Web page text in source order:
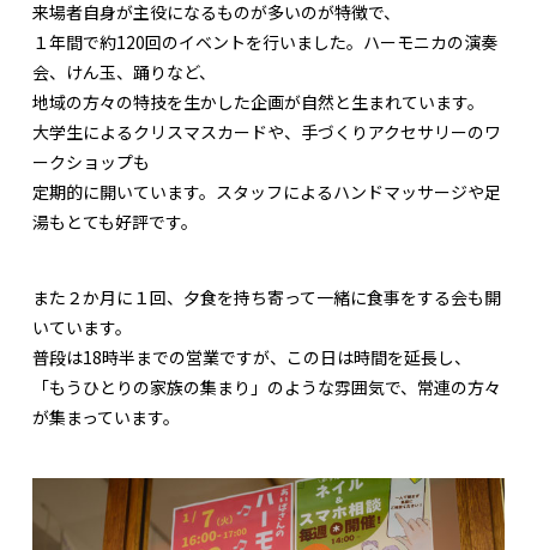
来場者自身が主役になるものが多いのが特徴で、
１年間で約120回のイベントを行いました。ハーモニカの演奏
会、けん玉、踊りなど、
地域の方々の特技を生かした企画が自然と生まれています。
大学生によるクリスマスカードや、手づくりアクセサリーのワ
ークショップも
定期的に開いています。スタッフによるハンドマッサージや足
湯もとても好評です。
また２か月に１回、夕食を持ち寄って一緒に食事をする会も開
いています。
普段は18時半までの営業ですが、この日は時間を延長し、
「もうひとりの家族の集まり」のような雰囲気で、常連の方々
が集まっています。